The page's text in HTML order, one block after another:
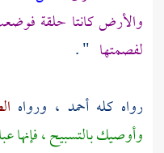
والأرض كانتا حلقة
لفصمتها " .
رواه كلهأحمد ، ورواه
وأوصيك بالتسبيح ، فإنها